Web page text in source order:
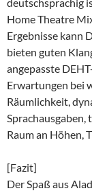
Home Theatre
Ergebnisse kann
bieten guten
angepasste
Erwartungen bei
Räumlichkeit,
Sprachausgaben,
Raum an Höhen,
[Fazit]
Der Spaß aus